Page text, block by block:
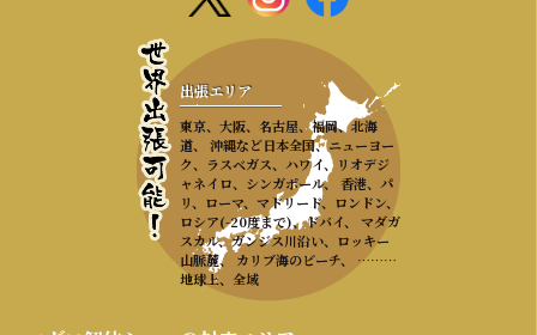
出張エリア
東京、大阪、名古屋、福岡、北海
道、 沖縄など日本全国、ニューヨー
ク、ラスベガス、ハワイ、リオデジ
ャネイロ、シンガポール、 香港、パ
リ、ローマ、マドリード、ロンドン、
ロシア(-20度まで)、ドバイ、 マダガ
スカル、ガンジス川沿い、ロッキー
山脈麓、 カリブ海のビーチ、 ………
地球上、全域